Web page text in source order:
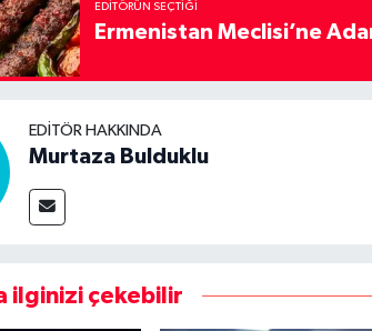
EDITÖRÜN SEÇTIĞI
Ermenistan Meclisi’ne
EDITÖR HAKKINDA
Murtaza Bulduklu
ilginizi çekebilir